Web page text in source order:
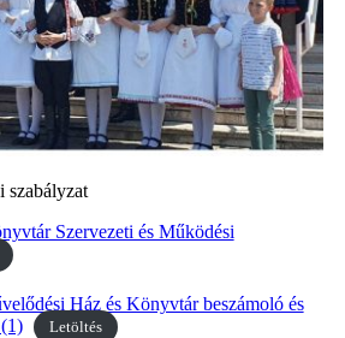
szabályzat
Szervezeti és Működési
Ház és Könyvtár beszámoló és
Letöltés